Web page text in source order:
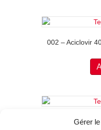
Gérer
002 – Aciclovir
058 059 –